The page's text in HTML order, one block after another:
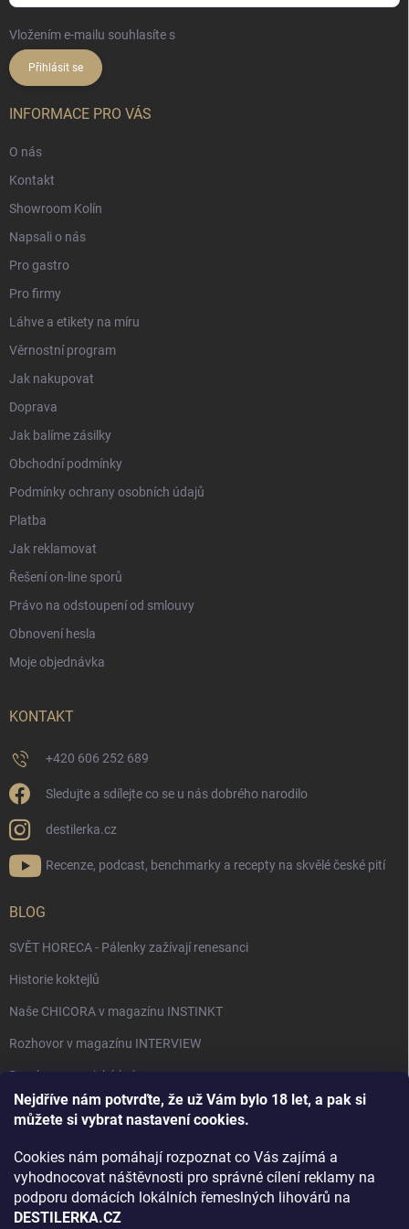
Nejdříve nám potvrďte, že už Vám bylo 18 let, a pak si
můžete si vybrat nastavení cookies.
Cookies nám pomáhají rozpoznat co Vás zajímá a
vyhodnocovat náštěvnosti pro správné cílení reklamy na
podporu domácích lokálních řemeslných lihovárů na
DESTILERKA.CZ
Vložením e-mailu souhlasíte s
Přihlásit se
INFORMACE PRO VÁS
O nás
Kontakt
Showroom Kolín
Napsali o nás
Pro gastro
Pro firmy
Láhve a etikety na míru
Věrnostní program
Jak nakupovat
Doprava
Jak balíme zásilky
Obchodní podmínky
Podmínky ochrany osobních údajů
Platba
Jak reklamovat
Řešení on-line sporů
Právo na odstoupení od smlouvy
Obnovení hesla
Moje objednávka
KONTAKT
+420 606 252 689
Sledujte a sdílejte co se u nás dobrého narodilo
destilerka.cz
Recenze, podcast, benchmarky a recepty na skvělé české pití
BLOG
SVĚT HORECA - Pálenky zažívají renesanci
Historie koktejlů
Naše CHICORA v magazínu INSTINKT
Rozhovor v magazínu INTERVIEW
Bourbon, americká krása.
Napsali v TÝDNU o naší práci
Rozhovor s DESTILERKA.CZ v magazínu DRINKING-CAT
Jak vybrat dárek na Vánoce